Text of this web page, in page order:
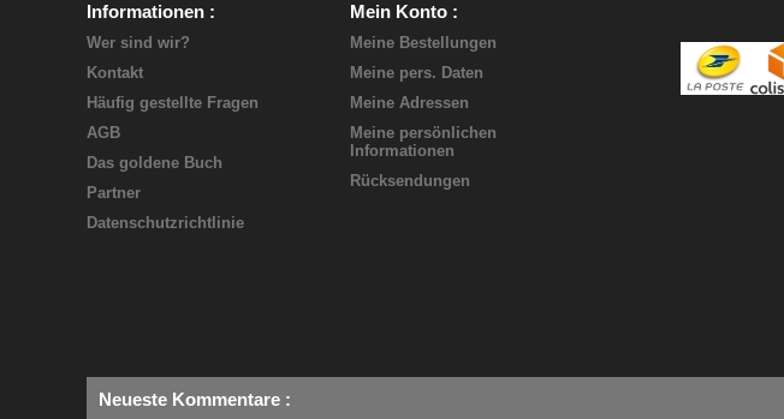
Informationen
Wer sind wir?
Kontakt
Häufig gestellte Fragen
AGB
Das goldene Buch
Partner
Datenschutzrichtlinie
Mein Konto
Meine Bestellungen
Meine pers. Daten
Meine Adressen
Meine persönlichen
Informationen
Rücksendungen
Neueste Kommentare :